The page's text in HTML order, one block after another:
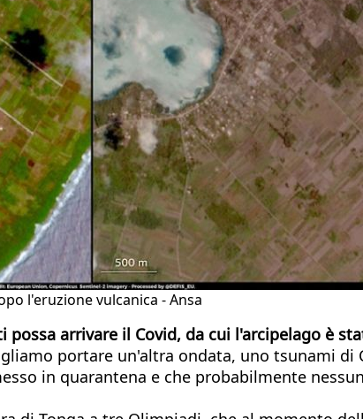
l'eruzione vulcanica - Ansa
possa arrivare il Covid, da cui l'arcipelago è
portare un'altra ondata, uno tsunami di
in quarantena e che probabilmente